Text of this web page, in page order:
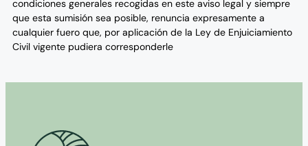
condiciones generales recogidas en este aviso legal y siempre
que esta sumisión sea posible, renuncia expresamente a
cualquier fuero que, por aplicación de la Ley de Enjuiciamiento
Civil vigente pudiera corresponderle